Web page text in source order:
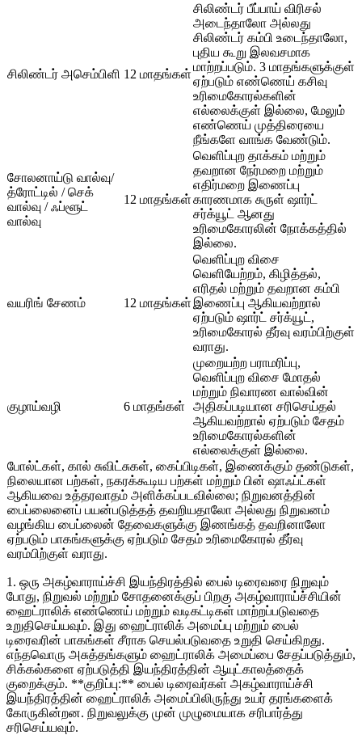
சிலிண்டர் அசெம்பிளி 12 மாதங்கள்
சிலிண்டர் பீப்பாய் விரிசல்
அடைந்தாலோ அல்லது
சிலிண்டர் கம்பி உடைந்தாலோ,
புதிய கூறு இலவசமாக
மாற்றப்படும். 3 மாதங்களுக்குள்
ஏற்படும் எண்ணெய் கசிவு
உரிமைகோரல்களின்
எல்லைக்குள் இல்லை, மேலும்
எண்ணெய் முத்திரையை
நீங்களே வாங்க வேண்டும்.
சோலனாய்டு வால்வு/
த்ரோட்டில் / செக்
வால்வு / ஃப்ளூட்
வால்வு
12 மாதங்கள்
வெளிப்புற தாக்கம் மற்றும்
தவறான நேர்மறை மற்றும்
எதிர்மறை இணைப்பு
காரணமாக சுருள் ஷார்ட்
சர்க்யூட் ஆனது
உரிமைகோரலின் நோக்கத்தில்
இல்லை.
வயரிங் சேணம் 12 மாதங்கள்
வெளிப்புற விசை
வெளியேற்றம், கிழித்தல்,
எரிதல் மற்றும் தவறான கம்பி
இணைப்பு ஆகியவற்றால்
ஏற்படும் ஷார்ட் சர்க்யூட்,
உரிமைகோரல் தீர்வு வரம்பிற்குள்
வராது.
குழாய்வழி 6 மாதங்கள்
முறையற்ற பராமரிப்பு,
வெளிப்புற விசை மோதல்
மற்றும் நிவாரண வால்வின்
அதிகப்படியான சரிசெய்தல்
ஆகியவற்றால் ஏற்படும் சேதம்
உரிமைகோரல்களின்
எல்லைக்குள் இல்லை.
போல்ட்கள், கால் சுவிட்சுகள், கைப்பிடிகள், இணைக்கும் தண்டுகள்,
நிலையான பற்கள், நகரக்கூடிய பற்கள் மற்றும் பின் ஷாஃப்ட்கள்
ஆகியவை உத்தரவாதம் அளிக்கப்படவில்லை; நிறுவனத்தின்
பைப்லைனைப் பயன்படுத்தத் தவறியதாலோ அல்லது நிறுவனம்
வழங்கிய பைப்லைன் தேவைகளுக்கு இணங்கத் தவறினாலோ
ஏற்படும் பாகங்களுக்கு ஏற்படும் சேதம் உரிமைகோரல் தீர்வு
வரம்பிற்குள் வராது.
1. ஒரு அகழ்வாராய்ச்சி இயந்திரத்தில் பைல் டிரைவரை நிறுவும்
போது, ​​நிறுவல் மற்றும் சோதனைக்குப் பிறகு அகழ்வாராய்ச்சியின்
ஹைட்ராலிக் எண்ணெய் மற்றும் வடிகட்டிகள் மாற்றப்படுவதை
உறுதிசெய்யவும். இது ஹைட்ராலிக் அமைப்பு மற்றும் பைல்
டிரைவரின் பாகங்கள் சீராக செயல்படுவதை உறுதி செய்கிறது.
எந்தவொரு அசுத்தங்களும் ஹைட்ராலிக் அமைப்பை சேதப்படுத்தும்,
சிக்கல்களை ஏற்படுத்தி இயந்திரத்தின் ஆயுட்காலத்தைக்
குறைக்கும். **குறிப்பு:** பைல் டிரைவர்கள் அகழ்வாராய்ச்சி
இயந்திரத்தின் ஹைட்ராலிக் அமைப்பிலிருந்து உயர் தரங்களைக்
கோருகின்றன. நிறுவலுக்கு முன் முழுமையாக சரிபார்த்து
சரிசெய்யவும்.